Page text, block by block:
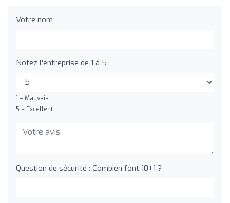
Votre nom
Notez l'entreprise de 1 à 5
1 = Mauvais
5 = Excellent
Question de sécurité : Combien font 10+1 ?